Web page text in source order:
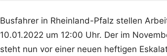
Busfahrer in Rheinland-Pfalz stellen
10.01.2022 um 12:00 Uhr. Der im
steht nun vor einer neuen heftigen